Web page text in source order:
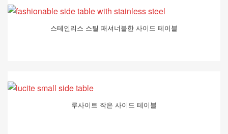
스테인리스 스틸 패셔너블한 사이드 테이블
루사이트 작은 사이드 테이블